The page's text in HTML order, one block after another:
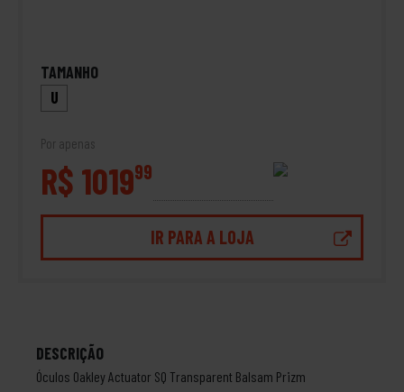
TAMANHO
U
Por apenas
R$ 101999
IR PARA A LOJA
DESCRIÇÃO
Óculos Oakley Actuator SQ Transparent Balsam Prizm